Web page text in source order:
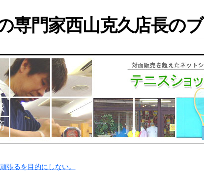
専門家西山克久店長の
頑張るを目的にしない。